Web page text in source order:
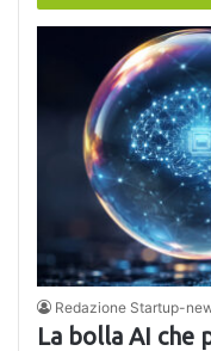
Redazione Startup-
La bolla AI che